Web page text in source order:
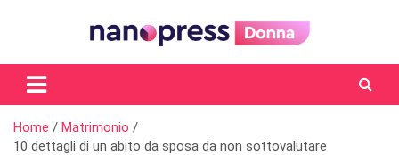
Il magazine femminile di Nanopress.it
Home
Matrimonio
10 dettagli di un abito da sposa da non sottovalutare